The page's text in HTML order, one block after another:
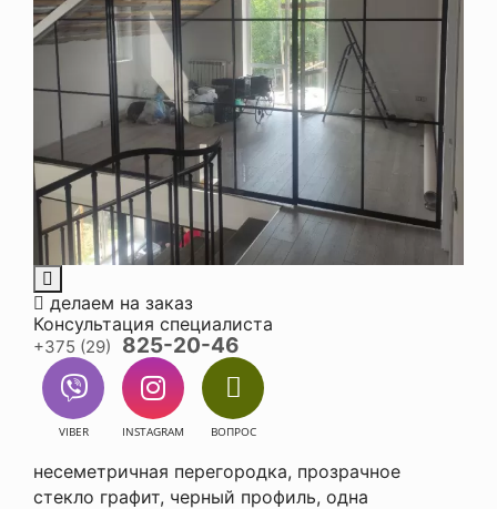
делаем на заказ
Консультация специалиста
+375 (29) 825-20-46
VIBER INSTAGRAM ВОПРОС
несеметричная перегородка, прозрачное
стекло графит, черный профиль, одна